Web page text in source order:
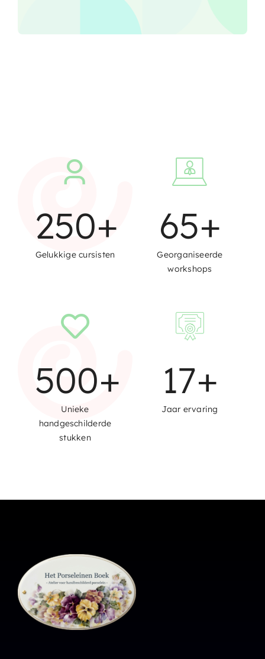
250+
Gelukkige cursisten
65+
Georganiseerde
workshops
500+
Unieke
handgeschilderde
stukken
17+
Jaar ervaring